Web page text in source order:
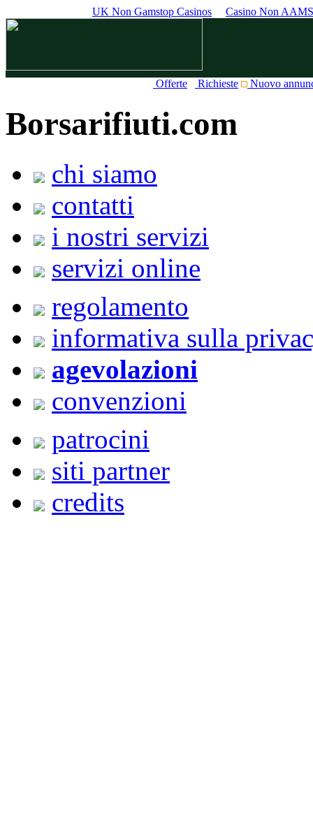
UK Non Gamstop Casinos Casino Non AAMS
Offerte Richieste Nuovo
Borsarifiuti.com
chi siamo
contatti
i nostri servizi
servizi online
regolamento
informativa sulla
agevolazioni
convenzioni
patrocini
siti partner
credits